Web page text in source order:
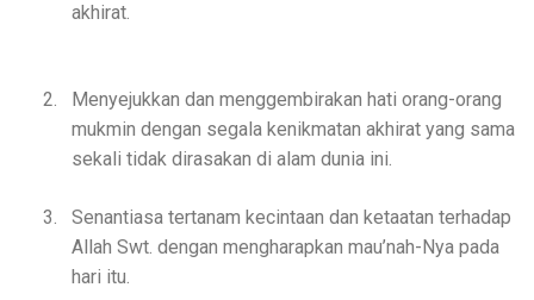
akhirat.
2.
Menyejukkan dan menggembirakan hati orang-orang
mukmin dengan segala kenikmatan akhirat yang sama
sekali tidak dirasakan di alam dunia ini.
3.
Senantiasa tertanam kecintaan dan ketaatan terhadap
Allah Swt. dengan mengharapkan mau’nah-Nya pada
hari itu.